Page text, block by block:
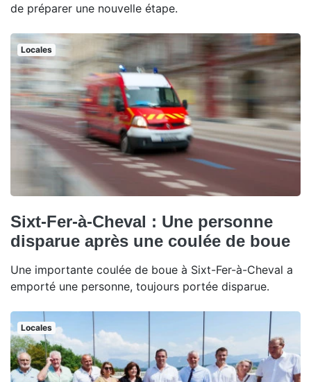
de préparer une nouvelle étape.
Locales
Sixt-Fer-à-Cheval : Une personne
disparue après une coulée de boue
Une importante coulée de boue à Sixt-Fer-à-Cheval a
emporté une personne, toujours portée disparue.
Locales